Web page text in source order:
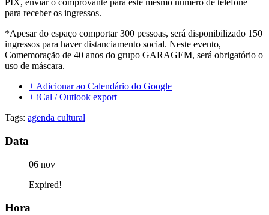
PIX, enviar o comprovante para este mesmo número de telefone
para receber os ingressos.
*Apesar do espaço comportar 300 pessoas, será disponibilizado 150
ingressos para haver distanciamento social. Neste evento,
Comemoração de 40 anos do grupo GARAGEM, será obrigatório o
uso de máscara.
+ Adicionar ao Calendário do Google
+ iCal / Outlook export
Tags: agenda cultural
Data
06 nov
Expired!
Hora